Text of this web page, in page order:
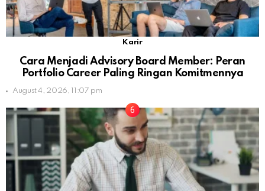
Karir
Cara Menjadi Advisory Board Member: Peran
Portfolio Career Paling Ringan Komitmennya
August 4, 2026, 11:07 pm